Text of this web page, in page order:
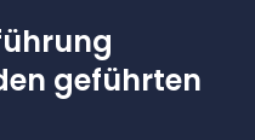
geführten